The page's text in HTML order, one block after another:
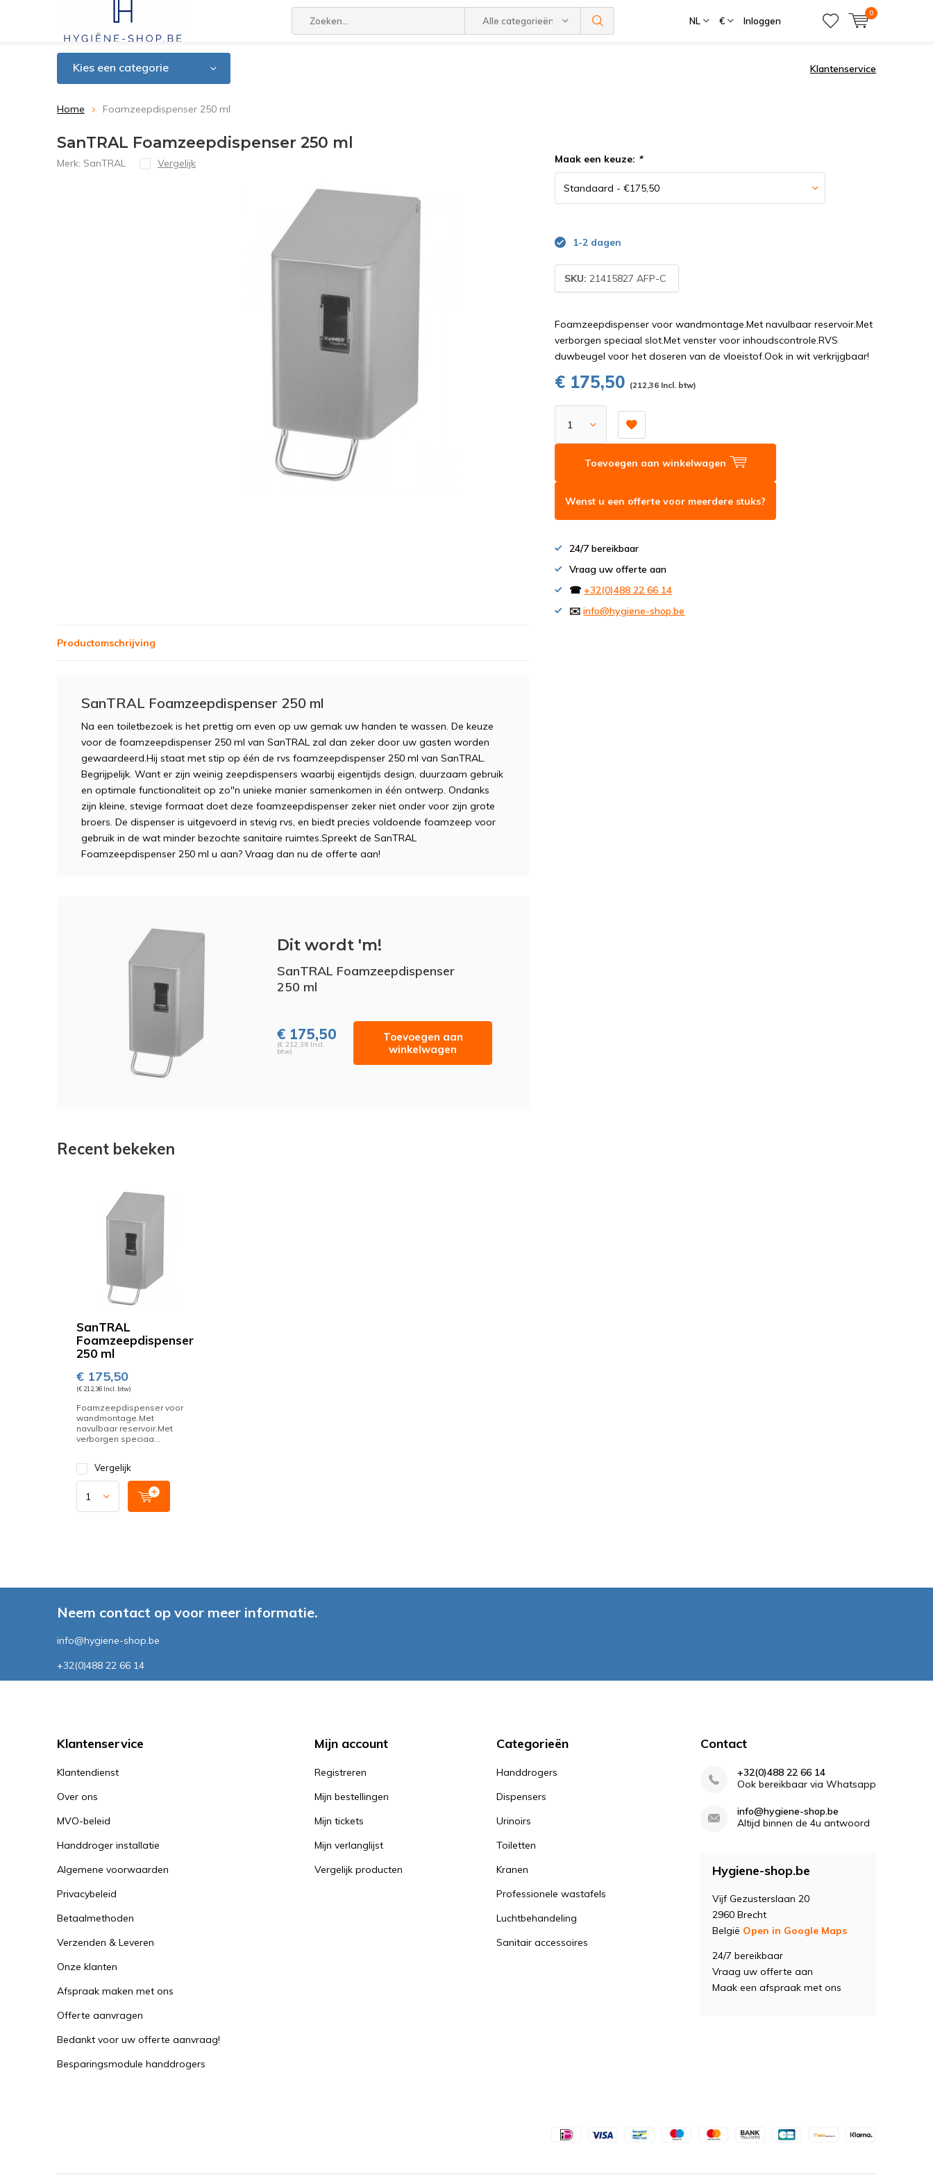
Alle categorieën NL € Inloggen
0
Kies een categorie Klantenservice
Home Foamzeepdispenser 250 ml
SanTRAL Foamzeepdispenser 250 ml
Merk: SanTRAL Vergelijk Maak een keuze: *
1-2 dagen
SKU: 21415827 AFP-C
Foamzeepdispenser voor wandmontage.Met navulbaar reservoir.Met
verborgen speciaal slot.Met venster voor inhoudscontrole.RVS
duwbeugel voor het doseren van de vloeistof.Ook in wit verkrijgbaar!
€ 175,50 (212,36 Incl. btw)
Toevoegen aan winkelwagen
Wenst u een offerte voor meerdere stuks?
24/7 bereikbaar
Vraag uw offerte aan
☎+32(0)488 22 66 14
✉️info@hygiene-shop.be
Productomschrijving
SanTRAL Foamzeepdispenser 250 ml
Na een toiletbezoek is het prettig om even op uw gemak uw handen te wassen. De keuze
voor de foamzeepdispenser 250 ml van SanTRAL zal dan zeker door uw gasten worden
gewaardeerd.Hij staat met stip op één de rvs foamzeepdispenser 250 ml van SanTRAL.
Begrijpelijk. Want er zijn weinig zeepdispensers waarbij eigentijds design, duurzaam gebruik
en optimale functionaliteit op zo"n unieke manier samenkomen in één ontwerp. Ondanks
zijn kleine, stevige formaat doet deze foamzeepdispenser zeker niet onder voor zijn grote
broers. De dispenser is uitgevoerd in stevig rvs, en biedt precies voldoende foamzeep voor
gebruik in de wat minder bezochte sanitaire ruimtes.Spreekt de SanTRAL
Foamzeepdispenser 250 ml u aan? Vraag dan nu de offerte aan!
Dit wordt 'm!
SanTRAL Foamzeepdispenser
250 ml
€ 175,50
(€ 212,36 Incl.
btw)
Toevoegen aan
winkelwagen
Recent bekeken
SanTRAL
Foamzeepdispenser
250 ml
€ 175,50
(€ 212,36 Incl. btw)
Foamzeepdispenser voor
wandmontage.Met
navulbaar reservoir.Met
verborgen speciaa...
Vergelijk
Neem contact op voor meer informatie.
info@hygiene-shop.be
+32(0)488 22 66 14
Klantenservice
Klantendienst
Over ons
MVO-beleid
Handdroger installatie
Algemene voorwaarden
Privacybeleid
Betaalmethoden
Verzenden & Leveren
Onze klanten
Afspraak maken met ons
Offerte aanvragen
Bedankt voor uw offerte aanvraag!
Besparingsmodule handdrogers
Mijn account
Registreren
Mijn bestellingen
Mijn tickets
Mijn verlanglijst
Vergelijk producten
Categorieën
Handdrogers
Dispensers
Urinoirs
Toiletten
Kranen
Professionele wastafels
Luchtbehandeling
Sanitair accessoires
Contact
+32(0)488 22 66 14
Ook bereikbaar via Whatsapp
info@hygiene-shop.be
Altijd binnen de 4u antwoord
Hygiene-shop.be
Vijf Gezusterslaan 20
2960 Brecht
België Open in Google Maps
24/7 bereikbaar
Vraag uw offerte aan
Maak een afspraak met ons